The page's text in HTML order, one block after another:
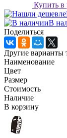
Купить в
В
Поделиться
Другие варианты
Наименование
Цвет
Размер
Стоимость
Наличие
В корзину